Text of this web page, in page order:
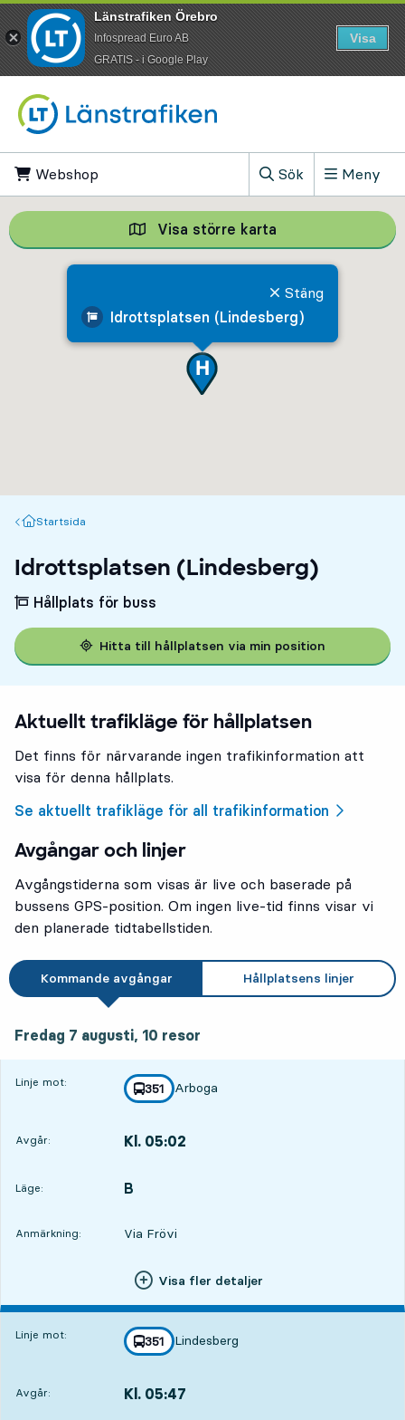
Webshop
Sök
, Visa sökfältet
Meny
Idrottsplatsen (Lindesberg)
Stäng
Visa större karta Visa större
Startsida
Startsida
Idrottsplatsen (Lindesberg)
Hållplats för buss
Hitta till hållplatsen via min position
Aktuellt trafikläge för hållplatsen
Det finns för närvarande ingen trafikinformation att
visa för denna hållplats.
Se aktuellt trafikläge för all trafikinformation
Avgångar och linjer
Avgångstiderna som visas är live och baserade på
bussens GPS-position. Om ingen live-tid finns visar vi
den planerade tidtabellstiden.
Kommande avgångar Hållplatsens linjer
Fredag 7 augusti, 10 resor
Linje mot: linje
351
mot
Arboga
,
Avgår: Kl. 05:02
Läge:
LÄGE, B
,
Anmärkning: Via Frövi
Visa fler detaljer
Linje mot: linje
351
mot
Lindesberg
,
Avgår: Kl. 05:47
Länstrafiken Örebro
Infospread Euro AB
​GRATIS - i Google Play
Visa